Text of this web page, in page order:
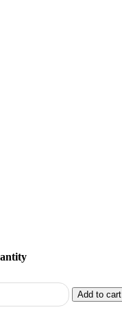
Add to cart